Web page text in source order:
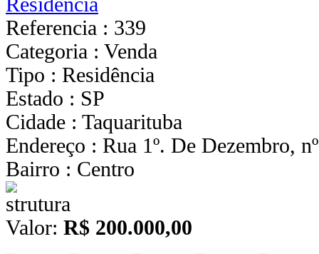
Referencia : 339
Categoria : Venda
Tipo : Residência
Estado : SP
Cidade : Taquarituba
Endereço : Rua 1º. De Dezembro,
Bairro : Centro
Valor: R$ 200.000,00